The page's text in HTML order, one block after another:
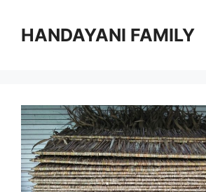
HANDAYANI FAMILY